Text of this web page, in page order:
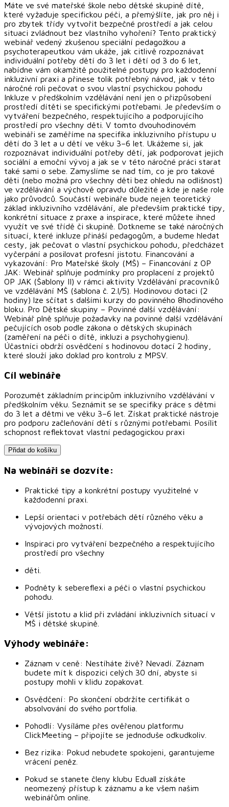
Máte ve své mateřské škole nebo dětské skupině dítě,
které vyžaduje specifickou péči, a přemýšlíte, jak pro něj i
pro zbytek třídy vytvořit bezpečné prostředí a jak celou
situaci zvládnout bez vlastního vyhoření? Tento praktický
webinář vedený zkušenou speciální pedagožkou a
psychoterapeutkou vám ukáže, jak citlivě rozpoznávat
individuální potřeby dětí do 3 let i dětí od 3 do 6 let,
nabídne vám okamžitě použitelné postupy pro každodenní
inkluzivní praxi a přinese tolik potřebný návod, jak v této
náročné roli pečovat o svou vlastní psychickou pohodu
Inkluze v předškolním vzdělávání není jen o přizpůsobení
prostředí dítěti se specifickými potřebami. Je především o
vytváření bezpečného, respektujícího a podporujícího
prostředí pro všechny děti. V tomto dvouhodinovém
webináři se zaměříme na specifika inkluzivního přístupu u
dětí do 3 let a u dětí ve věku 3–6 let. Ukážeme si, jak
rozpoznávat individuální potřeby dětí, jak podporovat jejich
sociální a emoční vývoj a jak se v této náročné práci starat
také sami o sebe. Zamyslíme se nad tím, co je pro takové
děti (nebo možná pro všechny děti bez ohledu na odlišnost)
ve vzdělávání a výchově opravdu důležité a kde je naše role
jako průvodců. Součástí webináře bude nejen teoretický
základ inkluzivního vzdělávání, ale především praktické tipy,
konkrétní situace z praxe a inspirace, které můžete ihned
využít ve své třídě či skupině. Dotkneme se také náročných
situací, které inkluze přináší pedagogům, a budeme hledat
cesty, jak pečovat o vlastní psychickou pohodu, předcházet
vyčerpání a posilovat profesní jistotu. Financování a
vykazování: Pro Mateřské školy (MŠ) – Financování z OP
JAK: Webinář splňuje podmínky pro proplacení z projektů
OP JAK (Šablony II) v rámci aktivity Vzdělávání pracovníků
ve vzdělávání MŠ (šablona č. 2.I/5). Hodinovou dotaci (2
hodiny) lze sčítat s dalšími kurzy do povinného 8hodinového
bloku. Pro Dětské skupiny – Povinné další vzdělávání:
Webinář plně splňuje požadavky na povinné další vzdělávání
pečujících osob podle zákona o dětských skupinách
(zaměření na péči o dítě, inkluzi a psychohygienu).
Účastníci obdrží osvědčení s hodinovou dotací 2 hodiny,
které slouží jako doklad pro kontrolu z MPSV.
Cíl webináře
Porozumět základním principům inkluzivního vzdělávání v
předškolním věku. Seznámit se se specifiky práce s dětmi
do 3 let a dětmi ve věku 3–6 let. Získat praktické nástroje
pro podporu začleňování dětí s různými potřebami. Posílit
schopnost reflektovat vlastní pedagogickou praxi
Přidat do košíku
Na webináři se dozvíte:
Praktické tipy a konkrétní postupy využitelné v
každodenní praxi.
Lepší orientaci v potřebách dětí různého věku a
vývojových možností.
Inspiraci pro vytváření bezpečného a respektujícího
prostředí pro všechny
děti.
Podněty k sebereflexi a péči o vlastní psychickou
pohodu.
Větší jistotu a klid při zvládání inkluzivních situací v
MŠ i dětské skupině.
Výhody webináře:
Záznam v ceně: Nestíháte živě? Nevadí. Záznam
budete mít k dispozici celých 30 dní, abyste si
postupy mohli v klidu zopakovat.
Osvědčení: Po skončení obdržíte certifikát o
absolvování do svého portfolia.
Pohodlí: Vysíláme přes ověřenou platformu
ClickMeeting – připojíte se jednoduše odkudkoliv.
Bez rizika: Pokud nebudete spokojeni, garantujeme
vrácení peněz.
Pokud se stanete členy klubu Eduall získáte
neomezený přístup k záznamu a ke všem našim
webinářům online.